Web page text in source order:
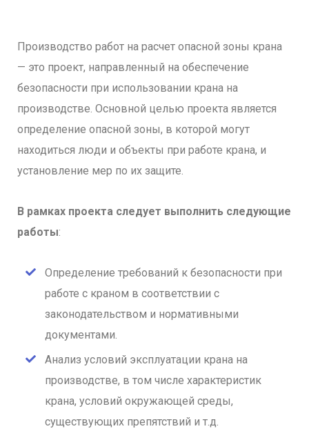
Производство работ на расчет опасной зоны крана
— это проект, направленный на обеспечение
безопасности при использовании крана на
производстве. Основной целью проекта является
определение опасной зоны, в которой могут
находиться люди и объекты при работе крана, и
установление мер по их защите.
В рамках проекта следует выполнить следующие
работы:
Определение требований к безопасности при
работе с краном в соответствии с
законодательством и нормативными
документами.
Анализ условий эксплуатации крана на
производстве, в том числе характеристик
крана, условий окружающей среды,
существующих препятствий и т.д.